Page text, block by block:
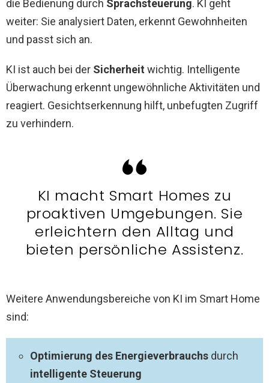
die Bedienung durch Sprachsteuerung. KI geht
weiter: Sie analysiert Daten, erkennt Gewohnheiten
und passt sich an.
KI ist auch bei der Sicherheit wichtig. Intelligente
Überwachung erkennt ungewöhnliche Aktivitäten und
reagiert. Gesichtserkennung hilft, unbefugten Zugriff
zu verhindern.
KI macht Smart Homes zu
proaktiven Umgebungen. Sie
erleichtern den Alltag und
bieten persönliche Assistenz.
Weitere Anwendungsbereiche von KI im Smart Home
sind:
Optimierung des Energieverbrauchs durch
intelligente Steuerung